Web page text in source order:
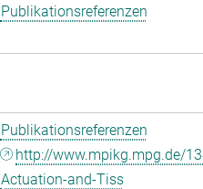
Publikationsreferenzen
Publikationsreferenzen
http://www.mpikg.mpg.de/
Actuation-and-Tiss